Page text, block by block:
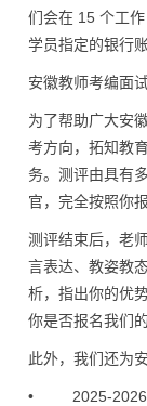
们会在 15 个工
学员指定的银行
安徽教师考编面
为了帮助广大安
考方向，拓知教
务。测评由具有
官，完全按照你
测评结束后，老
言表达、教姿教
析，指出你的优
你是否报名我们
此外，我们还为
• 2025-2026